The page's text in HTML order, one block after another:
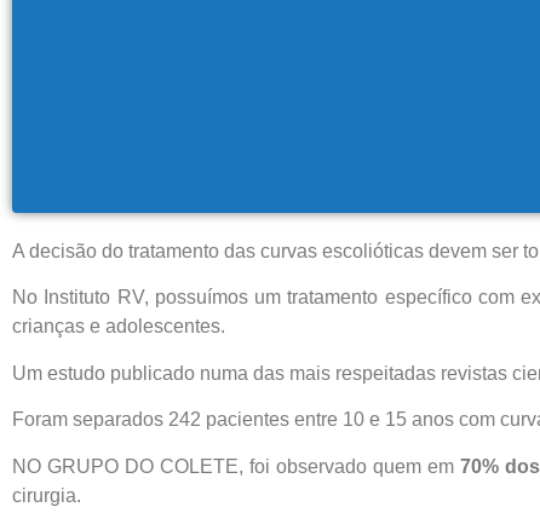
A decisão do tratamento das curvas escolióticas devem ser
No Instituto RV, possuímos um tratamento específico com
crianças e adolescentes.
Um estudo publicado numa das mais respeitadas revistas
Foram separados 242 pacientes entre 10 e 15 anos com
NO GRUPO DO COLETE, foi observado quem em70%
cirurgia.